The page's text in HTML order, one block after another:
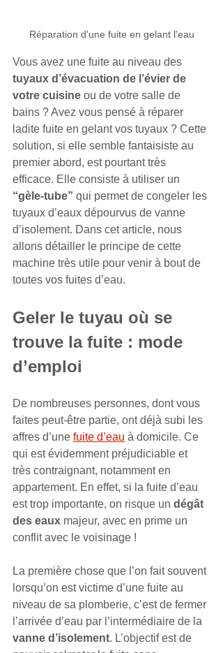
Réparation d'une fuite en gelant l'eau
Vous avez une fuite au niveau des
tuyaux d’évacuation de l’évier de
votre cuisine ou de votre salle de
bains ? Avez vous pensé à réparer
ladite fuite en gelant vos tuyaux ? Cette
solution, si elle semble fantaisiste au
premier abord, est pourtant très
efficace. Elle consiste à utiliser un
“gèle-tube” qui permet de congeler les
tuyaux d’eaux dépourvus de vanne
d’isolement. Dans cet article, nous
allons détailler le principe de cette
machine très utile pour venir à bout de
toutes vos fuites d’eau.
Geler le tuyau où se
trouve la fuite : mode
d’emploi
De nombreuses personnes, dont vous
faites peut-être partie, ont déjà subi les
affres d’une fuite d’eau à domicile. Ce
qui est évidemment préjudiciable et
très contraignant, notamment en
appartement. En effet, si la fuite d’eau
est trop importante, on risque un dégât
des eaux majeur, avec en prime un
conflit avec le voisinage !
La première chose que l’on fait souvent
lorsqu’on est victime d’une fuite au
niveau de sa plomberie, c’est de fermer
l’arrivée d’eau par l’intermédiaire de la
vanne d’isolement. L’objectif est de